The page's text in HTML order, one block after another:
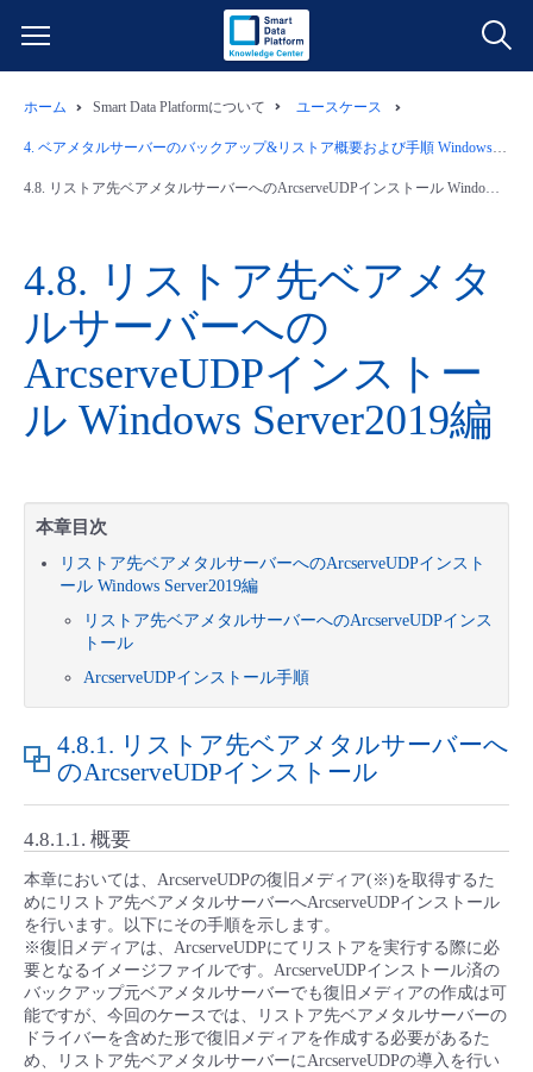
データ利活用
ネットワーク
IoT
サポート
管理機能
よくある質問
クラウド/サーバー
ネットワーク
モニタリング/監査
サポート
すべてのメニューを見る
料金シミュレーター
データ利活用
ネットワーク
IoT
サポート
すべてのメニューを見る
ご利用開始ガイド
■ 管理機能
- 新規お申し込み方法
- 初期設定・確認
- ユーザー機能の管理
- 登録情報の管理
- APIリファレンス
■ 基本構築ガイド
- クラウド / サーバー
- セキュリティ・監査
- データと分析
- ITインフラストラクチャー
- その他
サービス稼働状況
故障/メンテナンス履歴
定期メンテナンス
パートナー
販売パートナー向けプログラム
トレーニング/操作動画
ホーム Smart Data Platformについて ユースケース
4. ベアメタルサーバーのバックアップ&リストア概要および手順 Windows Server2019編
4.8. リストア先ベアメタルサーバーへのArcserveUDPインストール Windows Server2019編
4.8. リストア先ベアメタ
ルサーバーへの
ArcserveUDPインストー
ル Windows Server2019編
本章目次
リストア先ベアメタルサーバーへのArcserveUDPインスト
ール Windows Server2019編
リストア先ベアメタルサーバーへのArcserveUDPインス
トール
ArcserveUDPインストール手順
4.8.1. リストア先ベアメタルサーバーへ
のArcserveUDPインストール
4.8.1.1. 概要
本章においては、ArcserveUDPの復旧メディア(※)を取得するた
めにリストア先ベアメタルサーバーへArcserveUDPインストール
を行います。以下にその手順を示します。
※復旧メディアは、ArcserveUDPにてリストアを実行する際に必
要となるイメージファイルです。ArcserveUDPインストール済の
バックアップ元ベアメタルサーバーでも復旧メディアの作成は可
能ですが、今回のケースでは、リストア先ベアメタルサーバーの
ドライバーを含めた形で復旧メディアを作成する必要があるた
め、リストア先ベアメタルサーバーにArcserveUDPの導入を行い